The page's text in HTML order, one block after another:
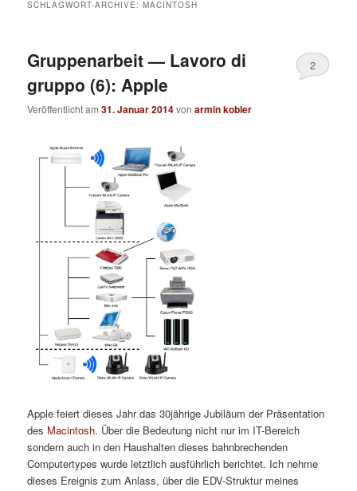
SCHLAGWORT-ARCHIVE:MACINTOSH
Gruppenarbeit — Lavoro di
gruppo (6): Apple
Veröffentlicht am31. Januar 2014vonarmin kobler
2
Apple feiert dieses Jahr das 30jährige Jubiläum der Präsentation
des Macintosh. Über die Bedeutung nicht nur im IT-Bereich
sondern auch in den Haushalten dieses bahnbrechenden
Computertypes wurde letztlich ausführlich berichtet. Ich nehme
dieses Ereignis zum Anlass, über die EDV-Struktur meines